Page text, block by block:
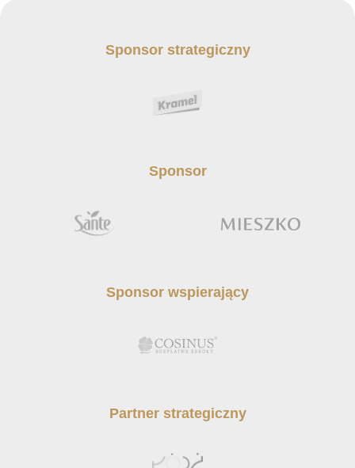
Sponsor strategiczny
Sponsor
Sponsor wspierający
Partner strategiczny